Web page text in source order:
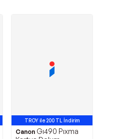
TROY ile 200 TL İndirim
Canon Gı490 Pıxma